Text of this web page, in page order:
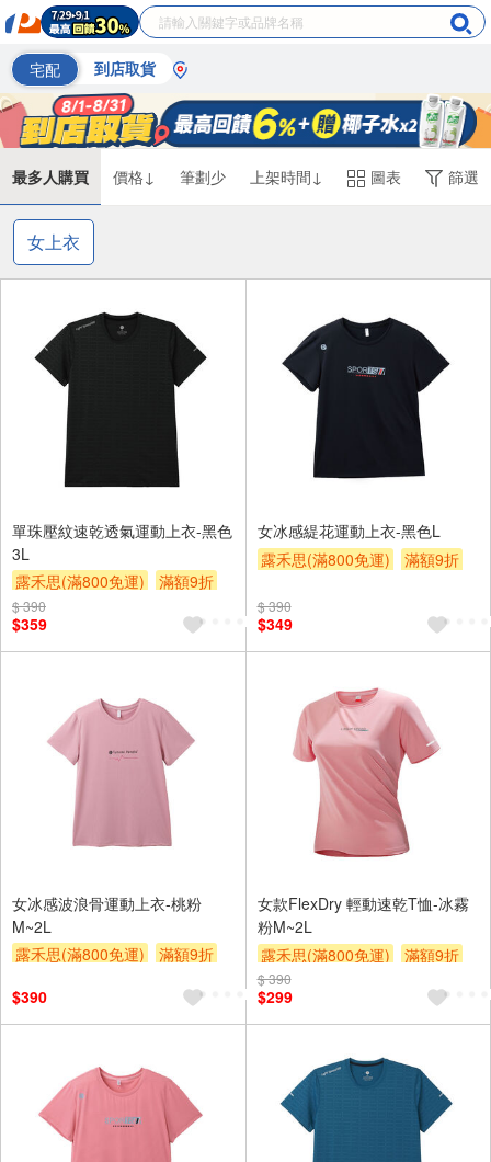
宅配 到店取貨
最多人購買 價格↓ 筆劃少 上架時間↓ 圖表 篩選
女上衣
單珠壓紋速乾透氣運動上衣-黑色
3L
露禾思(滿800免運)
滿額9折
贈$200
$ 390
$359
女冰感緹花運動上衣-黑色L
露禾思(滿800免運)
滿額9折
$ 390
$349
女冰感波浪骨運動上衣-桃粉
M~2L
露禾思(滿800免運)
滿額9折
$390
女款FlexDry 輕動速乾T恤-冰霧
粉M~2L
露禾思(滿800免運)
滿額9折
贈$200
$ 390
$299